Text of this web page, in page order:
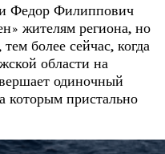
Федор Филиппович
жителям региона, но
более сейчас, когда
области на
одиночный
которым пристально